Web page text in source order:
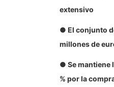
extensivo
● El conjunto
millones de
● Se mantiene
% por la